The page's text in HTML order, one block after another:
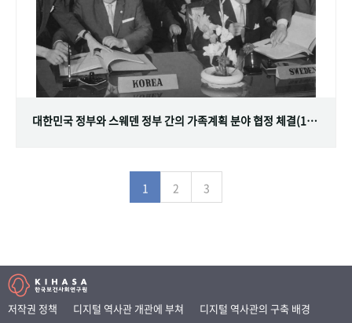
대한민국 정부와 스웨덴 정부 간의 가족계획 분야 협정 체결(1968.07.12)
1 2 3
저작권 정책 디지털 역사관 개관에 부쳐
디지털 역사관의 구축 배경